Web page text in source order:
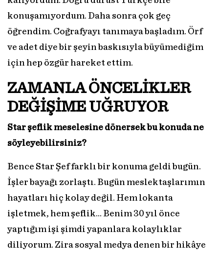
konuşamıyordum. Daha sonra çok geç
öğrendim. Coğrafyayı tanımaya başladım. Örf
ve adet diye bir şeyin baskısıyla büyümediğim
için hep özgür hareket ettim.
ZAMANLA ÖNCELİKLER
DEĞİŞİME UĞRUYOR
Star şeflik meselesine dönersek bu konuda ne
söyleyebilirsiniz?
Bence Star Şef farklı bir konuma geldi bugün.
İşler bayağı zorlaştı. Bugün meslektaşlarımın
hayatları hiç kolay değil. Hem lokanta
işletmek, hem şeflik... Benim 30 yıl önce
yaptığım işi şimdi yapanlara kolaylıklar
diliyorum. Zira sosyal medya denen bir hikâye